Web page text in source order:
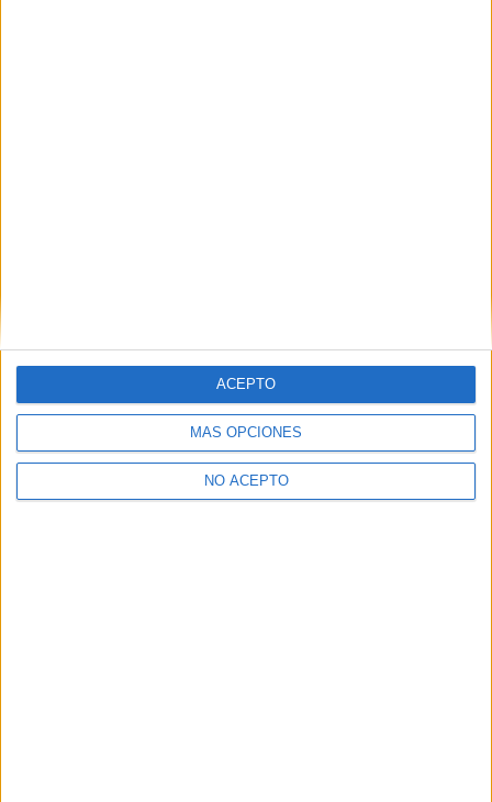
MÁS OPCIONES
NO ACEPTO
ACEPTO
Y como regalo de agradecimiento, por registrarte te daremos
gratis una copia de nuestro ebook con 100 consejos para tu
primer año de universidad